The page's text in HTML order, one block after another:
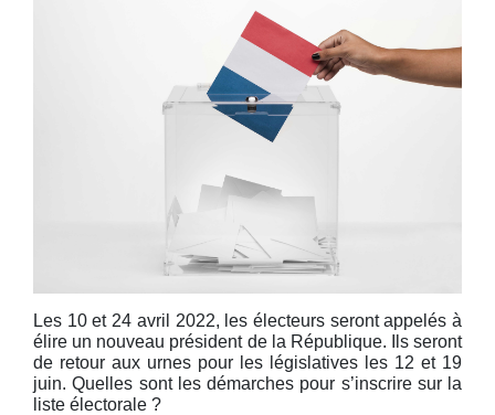
Les 10 et 24 avril 2022, les électeurs seront appelés à
élire un nouveau président de la République. Ils seront
de retour aux urnes pour les législatives les 12 et 19
juin. Quelles sont les démarches pour s’inscrire sur la
liste électorale ?